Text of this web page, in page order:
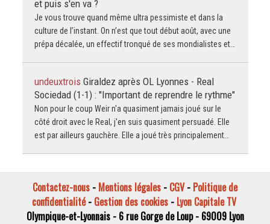
et puis s'en va ?
Je vous trouve quand même ultra pessimiste et dans la
culture de l’instant. On n’est que tout début août, avec une
prépa décalée, un effectif tronqué de ses mondialistes et…
undeuxtrois Giraldez après OL Lyonnes - Real
Sociedad (1-1) : "Important de reprendre le rythme"
Non pour le coup Weir n'a quasiment jamais joué sur le
côté droit avec le Real, j'en suis quasiment persuadé. Elle
est par ailleurs gauchère. Elle a joué très principalement…
Contactez-nous - Mentions légales - CGV- Politique de
confidentialité- Gestion des cookies- Lyon Capitale TV
Olympique-et-Lyonnais - 6 rue Gorge de Loup - 69009 Lyon